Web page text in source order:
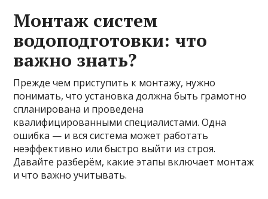
Монтаж систем
водоподготовки: что
важно знать?
Прежде чем приступить к монтажу, нужно
понимать, что установка должна быть грамотно
спланирована и проведена
квалифицированными специалистами. Одна
ошибка — и вся система может работать
неэффективно или быстро выйти из строя.
Давайте разберём, какие этапы включает монтаж
и что важно учитывать.